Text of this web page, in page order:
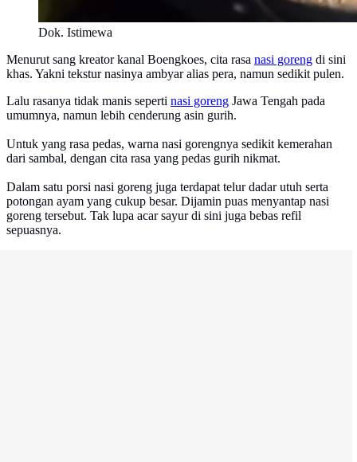
Dok. Istimewa
Menurut sang kreator kanal Boengkoes, cita rasa nasi goreng di sini
khas. Yakni tekstur nasinya ambyar alias pera, namun sedikit pulen.
Lalu rasanya tidak manis seperti nasi goreng Jawa Tengah pada
umumnya, namun lebih cenderung asin gurih.
Untuk yang rasa pedas, warna nasi gorengnya sedikit kemerahan
dari sambal, dengan cita rasa yang pedas gurih nikmat.
Dalam satu porsi nasi goreng juga terdapat telur dadar utuh serta
potongan ayam yang cukup besar. Dijamin puas menyantap nasi
goreng tersebut. Tak lupa acar sayur di sini juga bebas refil
sepuasnya.